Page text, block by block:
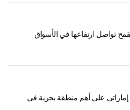
تواصل ارتفاعها في الأسواق
إماراتي على أهم منطقة بحرية في